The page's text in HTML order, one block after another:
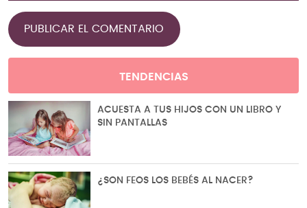
TENDENCIAS
ACUESTA A TUS HIJOS CON UN LIBRO Y
SIN PANTALLAS
¿SON FEOS LOS BEBÉS AL NACER?